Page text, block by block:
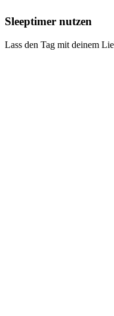
Sleeptimer nutzen
Lass den Tag mit deinem